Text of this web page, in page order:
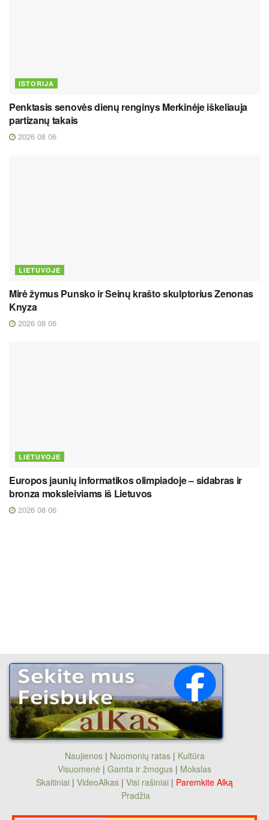
ISTORIJA
Penktasis senovės dienų renginys Merkinėje iškeliauja
partizanų takais
2026 08 06
LIETUVOJE
Mirė žymus Punsko ir Seinų krašto skulptorius Zenonas
Knyza
2026 08 06
LIETUVOJE
Europos jaunių informatikos olimpiadoje – sidabras ir
bronza moksleiviams iš Lietuvos
2026 08 06
Naujienos| Nuomonių ratas| Kultūra
Visuomenė | Gamta ir žmogus | Mokslas
Skaitiniai | VideoAlkas | Visi rašiniai | Paremkite Alką
Pradžia